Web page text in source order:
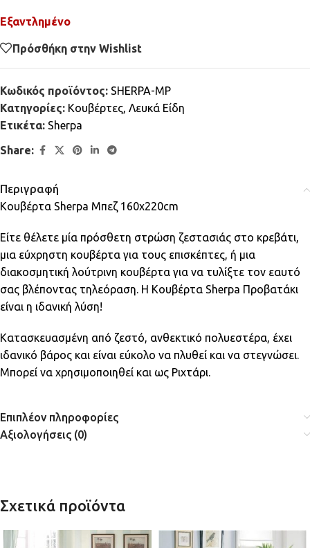
Εξαντλημένο
Πρόσθήκη στην Wishlist
Κωδικός προϊόντος: SHERPA-MP
Κατηγορίες: Κουβέρτες, Λευκά Είδη
Ετικέτα: Sherpa
Share:
Περιγραφή
Κουβέρτα Sherpa Μπεζ 160x220cm
Είτε θέλετε μία πρόσθετη στρώση ζεστασιάς στο κρεβάτι,
μια εύχρηστη κουβέρτα για τους επισκέπτες, ή μια
διακοσμητική λούτρινη κουβέρτα για να τυλίξτε τον εαυτό
σας βλέποντας τηλεόραση. Η Κουβέρτα Sherpa Προβατάκι
είναι η ιδανική λύση!
Κατασκευασμένη από ζεστό, ανθεκτικό πολυεστέρα, έχει
ιδανικό βάρος και είναι εύκολο να πλυθεί και να στεγνώσει.
Μπορεί να χρησιμοποιηθεί και ως Ριχτάρι.
Επιπλέον πληροφορίες
Αξιολογήσεις (0)
Σχετικά προϊόντα